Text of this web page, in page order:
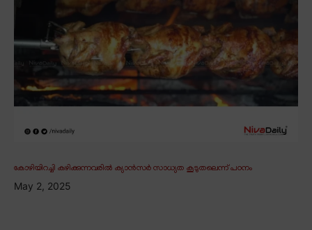
കോഴിയിറച്ചി കഴിക്കുന്നവരിൽ ക്യാൻസർ സാധ്യത കൂടുതലെന്ന് പഠനം
May 2, 2025